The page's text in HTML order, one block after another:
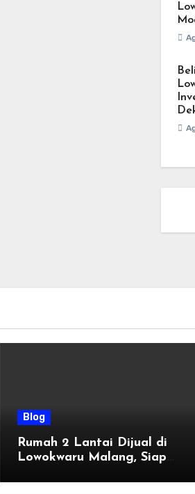
Blog
Rumah 2 Lantai Dijual di
Lowokwaru Malang, Siap
Premium | Graha Agung